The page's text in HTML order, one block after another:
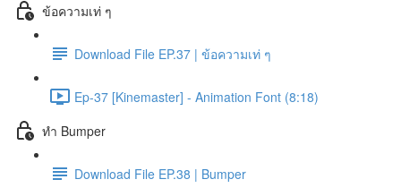
ข้อความเท่ ๆ
Download File EP.37 | ข้อความเท่ ๆ
Ep-37 [Kinemaster] - Animation Font (8:18)
ทำ Bumper
Download File EP.38 | Bumper